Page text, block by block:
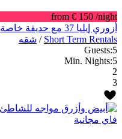
from € 150 /night
أزوري إيليا 37 مع حديقة خاصة
Short Term Rentals
/ شقه
Guests:5
Min. Nights:5
2
3